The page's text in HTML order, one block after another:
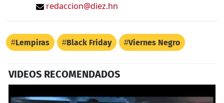
redaccion@diez.hn
Lempiras Black Friday Viernes Negro
VIDEOS RECOMENDADOS